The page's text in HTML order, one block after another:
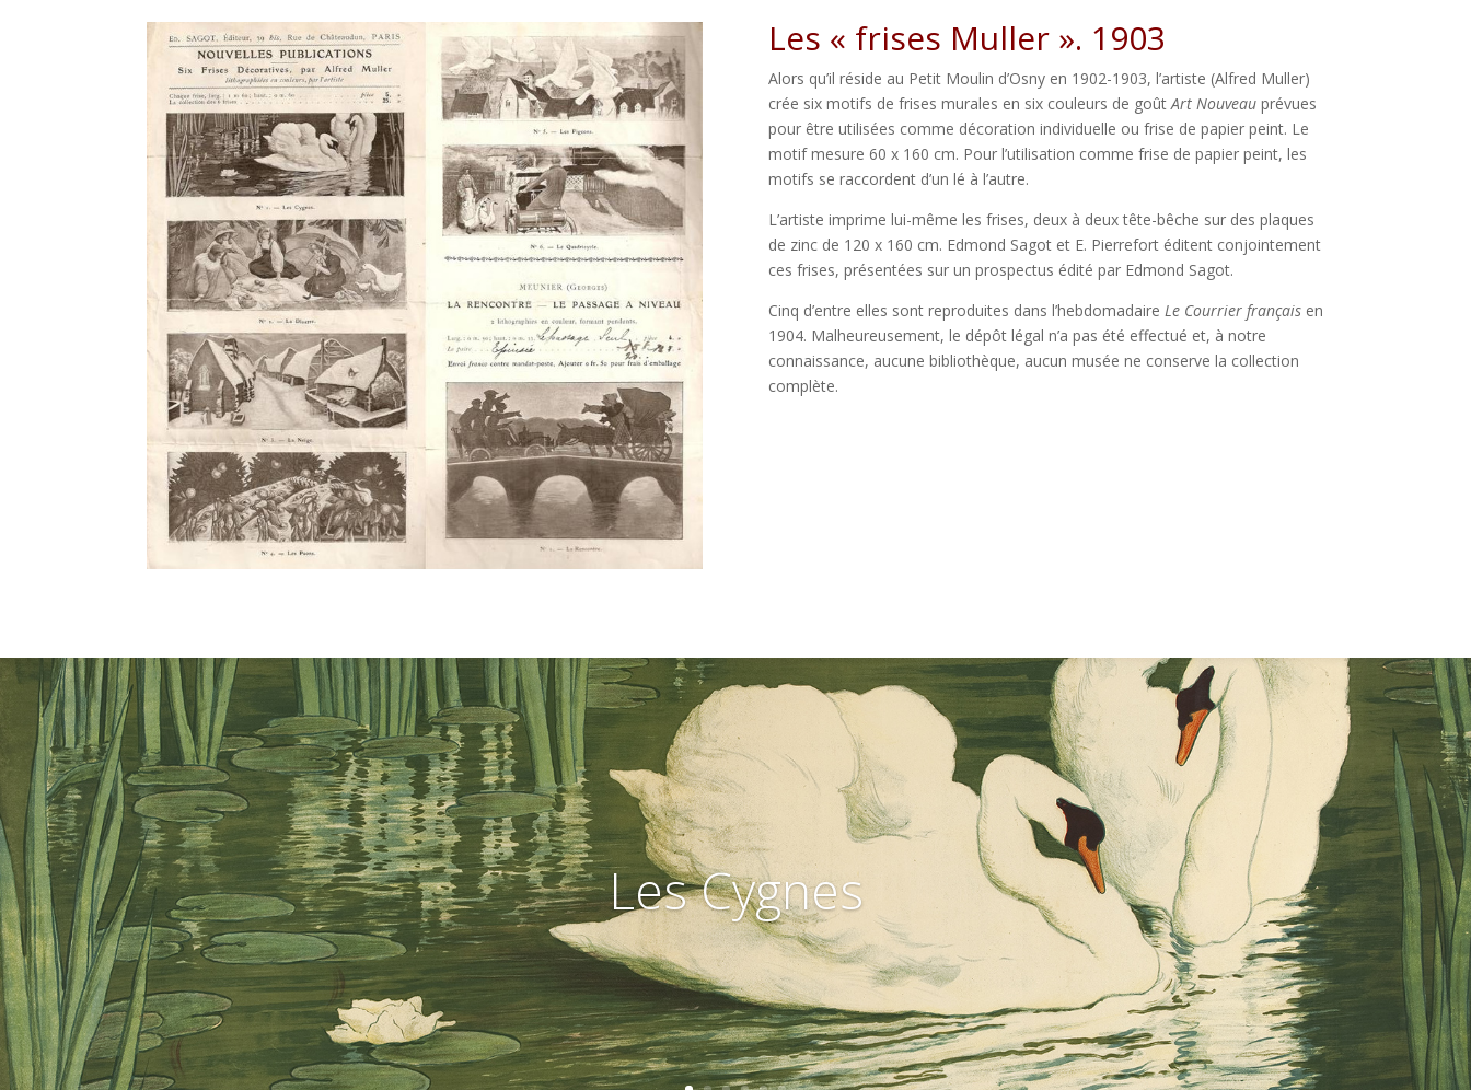
Les « frises Muller ». 1903
Alors qu’il réside au Petit Moulin d’Osny en 1902-1903, l’artiste (Alfred Muller)
crée six motifs de frises murales en six couleurs de goût Art Nouveauprévues
pour être utilisées comme décoration individuelle ou frise de papier peint. Le
motif mesure 60 x 160 cm. Pour l’utilisation comme frise de papier peint, les
motifs se raccordent d’un lé à l’autre.
L’artiste imprime lui-même les frises, deux à deux tête-bêche sur des plaques
de zinc de 120 x 160 cm. Edmond Sagot et E. Pierrefort éditent conjointement
ces frises, présentées sur un prospectus édité par Edmond Sagot.
Cinq d’entre elles sont reproduites dans l’hebdomadaire Le Courrier françaisen
1904. Malheureusement, le dépôt légal n’a pas été effectué et, à notre
connaissance, aucune bibliothèque, aucun musée ne conserve la collection
complète.
Les Cygnes